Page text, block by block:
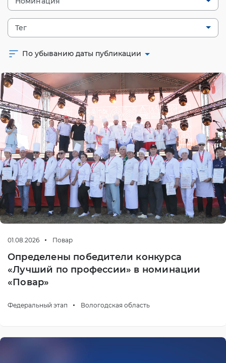
Тег
По убыванию даты публикации
01.08.2026 Повар
Определены победители конкурса
«Лучший по профессии» в номинации
«Повар»
Федеральный этап Вологодская область